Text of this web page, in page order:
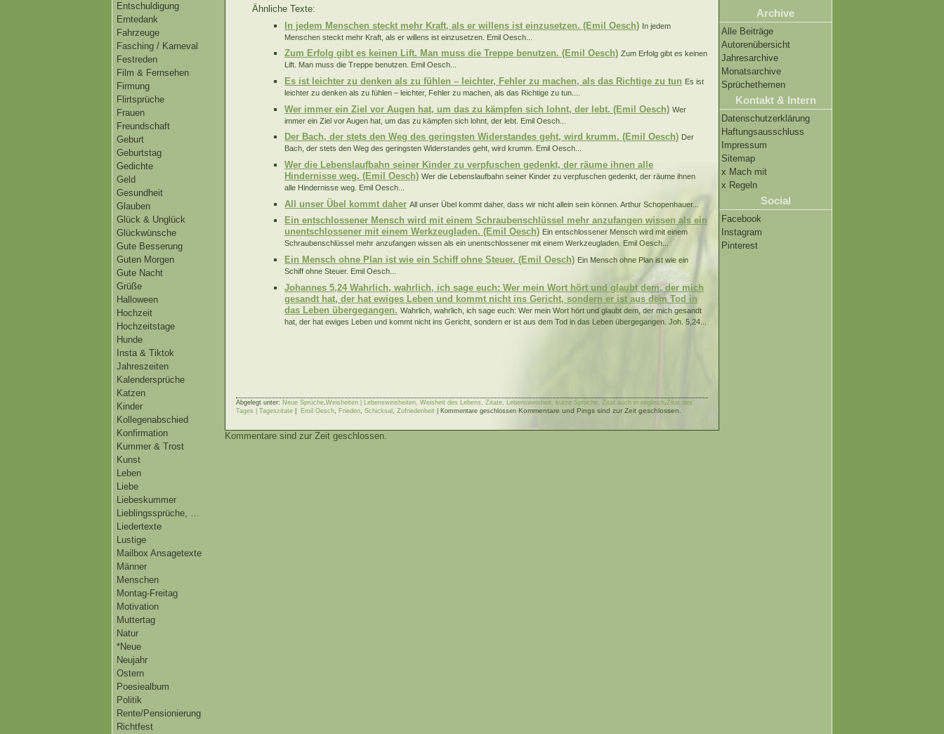
Entschuldigung
Erntedank
Fahrzeuge
Fasching / Karneval
Festreden
Film & Fernsehen
Firmung
Flirtsprüche
Frauen
Freundschaft
Geburt
Geburtstag
Gedichte
Geld
Gesundheit
Glauben
Glück & Unglück
Glückwünsche
Gute Besserung
Guten Morgen
Gute Nacht
Grüße
Halloween
Hochzeit
Hochzeitstage
Hunde
Insta & Tiktok
Jahreszeiten
Kalendersprüche
Katzen
Kinder
Kollegenabschied
Konfirmation
Kummer & Trost
Kunst
Leben
Liebe
Liebeskummer
Lieblingssprüche, …
Liedertexte
Lustige
Mailbox Ansagetexte
Männer
Menschen
Montag-Freitag
Motivation
Muttertag
Natur
*Neue
Neujahr
Ostern
Poesiealbum
Politik
Rente/Pensionierung
Richtfest
Archive
Alle Beiträge
Autorenübersicht
Jahresarchive
Monatsarchive
Sprüchethemen
Kontakt & Intern
Datenschutzerklärung
Haftungsausschluss
Impressum
Sitemap
x Mach mit
x Regeln
Social
Facebook
Instagram
Pinterest
Ähnliche Texte:
In jedem Menschen steckt mehr Kraft, als er willens ist einzusetzen. (Emil Oesch) In jedem
Menschen steckt mehr Kraft, als er willens ist einzusetzen. Emil Oesch...
Zum Erfolg gibt es keinen Lift. Man muss die Treppe benutzen. (Emil Oesch) Zum Erfolg gibt es keinen
Lift. Man muss die Treppe benutzen. Emil Oesch...
Es ist leichter zu denken als zu fühlen – leichter, Fehler zu machen, als das Richtige zu tun Es ist
leichter zu denken als zu fühlen – leichter, Fehler zu machen, als das Richtige zu tun....
Wer immer ein Ziel vor Augen hat, um das zu kämpfen sich lohnt, der lebt. (Emil Oesch) Wer
immer ein Ziel vor Augen hat, um das zu kämpfen sich lohnt, der lebt. Emil Oesch...
Der Bach, der stets den Weg des geringsten Widerstandes geht, wird krumm. (Emil Oesch) Der
Bach, der stets den Weg des geringsten Widerstandes geht, wird krumm. Emil Oesch...
Wer die Lebenslaufbahn seiner Kinder zu verpfuschen gedenkt, der räume ihnen alle
Hindernisse weg. (Emil Oesch) Wer die Lebenslaufbahn seiner Kinder zu verpfuschen gedenkt, der räume ihnen
alle Hindernisse weg. Emil Oesch...
All unser Übel kommt daher All unser Übel kommt daher, dass wir nicht allein sein können. Arthur Schopenhauer...
Ein entschlossener Mensch wird mit einem Schraubenschlüssel mehr anzufangen wissen als ein
unentschlossener mit einem Werkzeugladen. (Emil Oesch) Ein entschlossener Mensch wird mit einem
Schraubenschlüssel mehr anzufangen wissen als ein unentschlossener mit einem Werkzeugladen. Emil Oesch...
Ein Mensch ohne Plan ist wie ein Schiff ohne Steuer. (Emil Oesch) Ein Mensch ohne Plan ist wie ein
Schiff ohne Steuer. Emil Oesch...
Johannes 5,24 Wahrlich, wahrlich, ich sage euch: Wer mein Wort hört und glaubt dem, der mich
gesandt hat, der hat ewiges Leben und kommt nicht ins Gericht, sondern er ist aus dem Tod in
das Leben übergegangen. Wahrlich, wahrlich, ich sage euch: Wer mein Wort hört und glaubt dem, der mich gesandt
hat, der hat ewiges Leben und kommt nicht ins Gericht, sondern er ist aus dem Tod in das Leben übergegangen. Joh. 5,24...
Abgelegt unter: Neue Sprüche,Weisheiten | Lebensweisheiten, Weisheit des Lebens, Zitate, Lebensweisheit, kurze Sprüche, Zitat auch in englisch,Zitat des
Tages | Tageszitate
Emil Oesch, Frieden, Schicksal , Zufriedenheit Kommentare geschlossen Kommentare und Pings sind zur Zeit geschlossen.
Kommentare sind zur Zeit geschlossen.